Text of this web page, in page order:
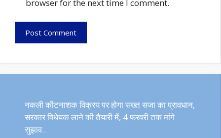
browser for the next time I comment.
नकली कीटनाशक विक्रय पर होगा सख्त सजा का प्रावधान,
सरकार विधेयक लाने की तैयारी में, 4 फरवरी तक मांगे
सुझाव..